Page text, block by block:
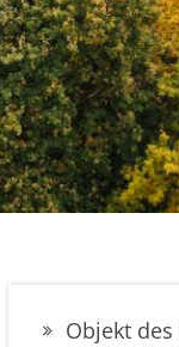
Objekt